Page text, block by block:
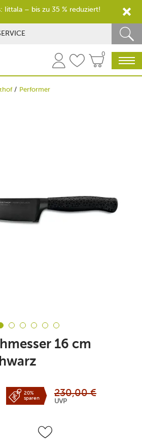
0
Performer
16 cm
20%
sparen
230,00 €
UVP
Iittala – bis zu 35 % reduziert!